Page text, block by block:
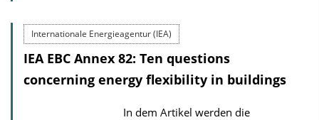
Internationale Energieagentur (IEA)
IEA EBC Annex 82: Ten questions
concerning energy flexibility in buildings
In dem Artikel werden die